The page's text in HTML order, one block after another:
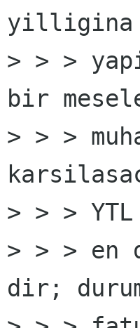
yilligina
> > >
bir
> > >
> > >
> > > en
dir;